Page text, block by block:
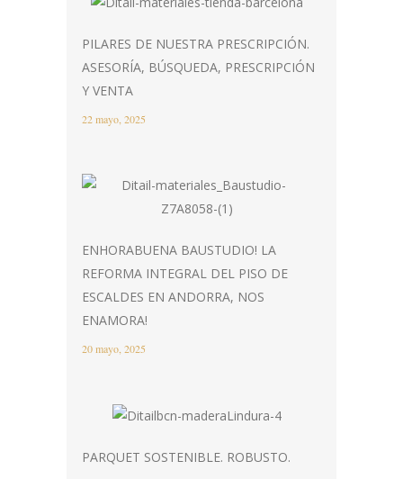
PILARES DE NUESTRA PRESCRIPCIÓN.
ASESORÍA, BÚSQUEDA, PRESCRIPCIÓN
Y VENTA
22 mayo, 2025
ENHORABUENA BAUSTUDIO! LA
REFORMA INTEGRAL DEL PISO DE
ESCALDES EN ANDORRA, NOS
ENAMORA!
20 mayo, 2025
PARQUET SOSTENIBLE. ROBUSTO.